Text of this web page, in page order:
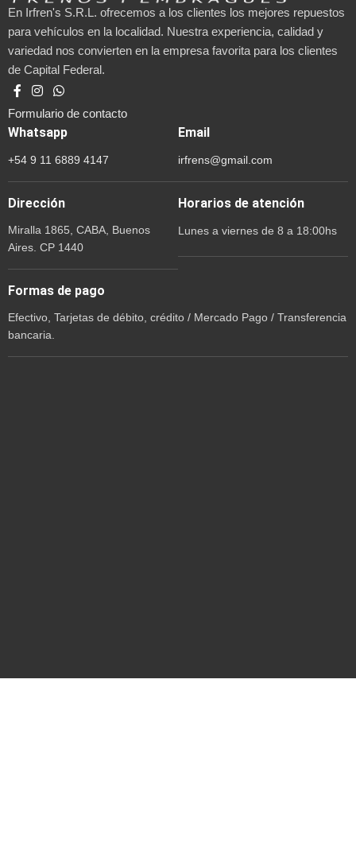
En Irfren's S.R.L. ofrecemos a los clientes los mejores repuestos
para vehículos en la localidad. Nuestra experiencia, calidad y
variedad nos convierten en la empresa favorita para los clientes
de Capital Federal.
Formulario de contacto
Whatsapp
+54 9 11 6889 4147
Email
irfrens@gmail.com
Dirección
Miralla 1865, CABA, Buenos
Aires. CP 1440
Horarios de atención
Lunes a viernes de 8 a 18:00hs
Formas de pago
Efectivo, Tarjetas de débito, crédito / Mercado Pago / Transferencia
bancaria.